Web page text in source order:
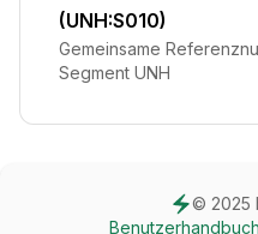
(UNH:S010)
Gemeinsame
Segment UNH
© 2025